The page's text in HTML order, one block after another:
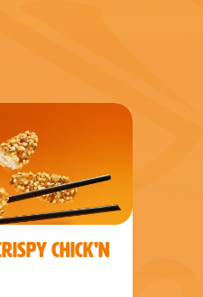
CHICK'N